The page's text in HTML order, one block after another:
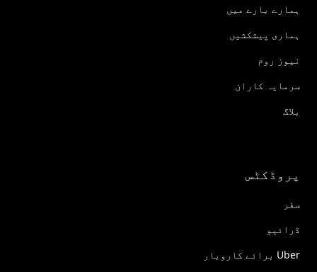
ہمارے بارے میں
ہماری پیشکشیں
نیوز روم
سرمایہ کاران
بلاگ
پروڈکٹس
سفر
ڈرائیو
Uber برائے کاروبار